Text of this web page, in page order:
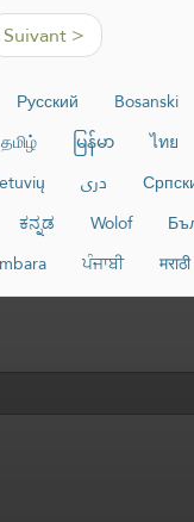
Suivant >
Русский Bosanski
தமிழ் မြန်မာ ไทย
دری
ಕನ್ನಡ Wolof
ਪੰਜਾਬੀ मराठी